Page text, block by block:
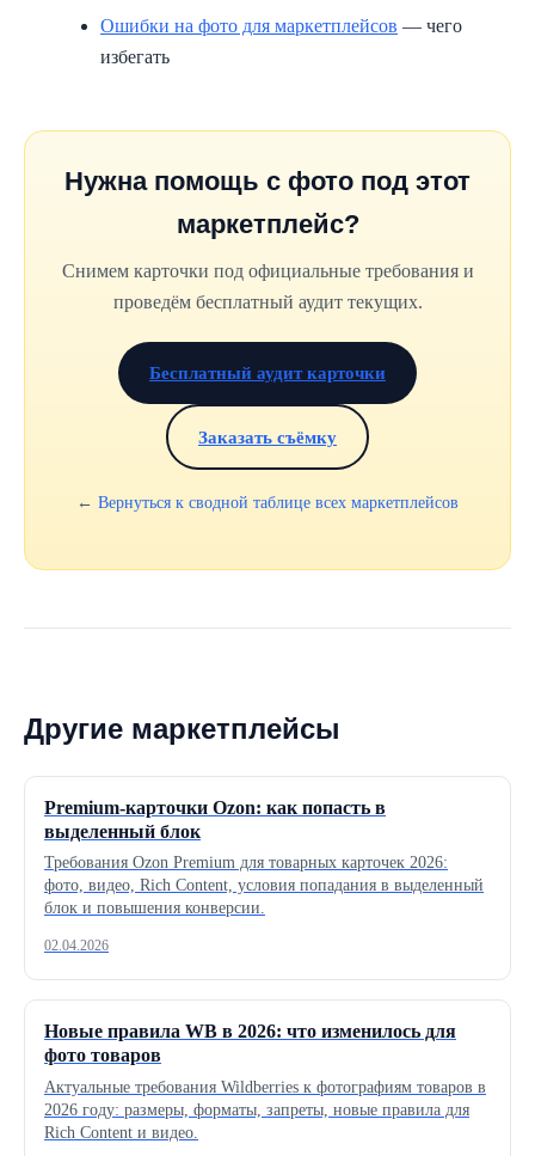
Ошибки на фото для маркетплейсов — чего
избегать
Нужна помощь с фото под этот
маркетплейс?
Снимем карточки под официальные требования и
проведём бесплатный аудит текущих.
Бесплатный аудит карточки
Заказать съёмку
← Вернуться к сводной таблице всех маркетплейсов
Другие маркетплейсы
Premium-карточки Ozon: как попасть в
выделенный блок
Требования Ozon Premium для товарных карточек 2026:
фото, видео, Rich Content, условия попадания в выделенный
блок и повышения конверсии.
02.04.2026
Новые правила WB в 2026: что изменилось для
фото товаров
Актуальные требования Wildberries к фотографиям товаров в
2026 году: размеры, форматы, запреты, новые правила для
Rich Content и видео.